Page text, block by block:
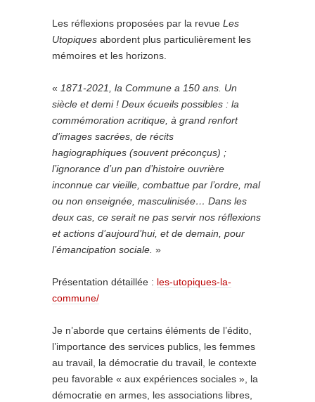
Les réflexions proposées par la revue Les
Utopiques abordent plus particulièrement les
mémoires et les horizons.
« 1871-2021, la Commune a 150 ans. Un
siècle et demi ! Deux écueils possibles : la
commémoration acritique, à grand renfort
d’images sacrées, de récits
hagiographiques (souvent préconçus) ;
l’ignorance d’un pan d’histoire ouvrière
inconnue car vieille, combattue par l’ordre, mal
ou non enseignée, masculinisée… Dans les
deux cas, ce serait ne pas servir nos réflexions
et actions d’aujourd’hui, et de demain, pour
l’émancipation sociale. »
Présentation détaillée : les-utopiques-la-
commune/
Je n’aborde que certains éléments de l’édito,
l’importance des services publics, les femmes
au travail, la démocratie du travail, le contexte
peu favorable « aux expériences sociales », la
démocratie en armes, les associations libres,